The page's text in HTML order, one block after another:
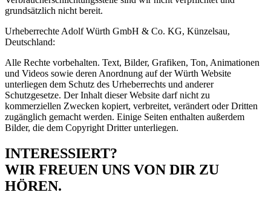
grundsätzlich nicht bereit.
Urheberrechte Adolf Würth GmbH & Co. KG, Künzelsau,
Deutschland:
Alle Rechte vorbehalten. Text, Bilder, Grafiken, Ton, Animationen
und Videos sowie deren Anordnung auf der Würth Website
unterliegen dem Schutz des Urheberrechts und anderer
Schutzgesetze. Der Inhalt dieser Website darf nicht zu
kommerziellen Zwecken kopiert, verbreitet, verändert oder Dritten
zugänglich gemacht werden. Einige Seiten enthalten außerdem
Bilder, die dem Copyright Dritter unterliegen.
INTERESSIERT?
WIR FREUEN UNS VON DIR ZU
HÖREN.